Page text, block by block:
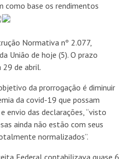
como base os rendimentos
Normativa nº 2.077,
União de hoje (5). O prazo
de abril.
da prorrogação é diminuir
da covid-19 que possam
envio das declarações, “visto
ainda não estão com seus
normalizados”.